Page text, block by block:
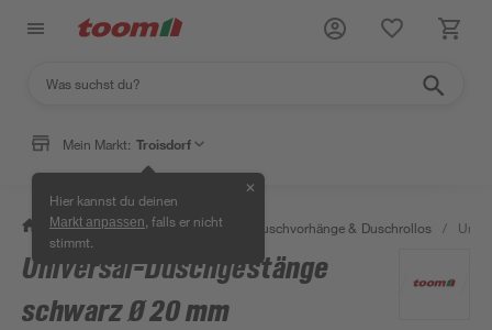
Mein Markt: Troisdorf
Hier kannst du deinen
Markt anpassen , falls er nicht
stimmt.
✕
/ Bad & Sanitär / Duschen Duschvorhänge & Duschrollos /
Universal-Duschgestänge
schwarz Ø 20 mm